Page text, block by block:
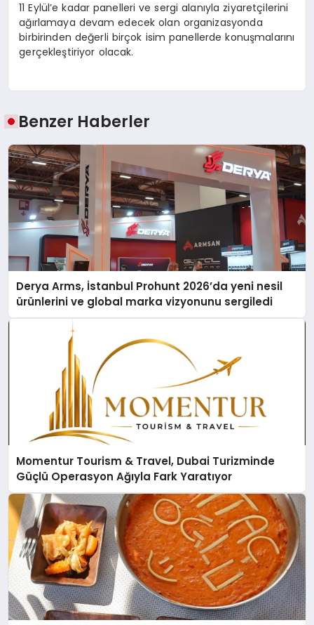
11 Eylül’e kadar panelleri ve sergi alanıyla ziyaretçilerini
ağırlamaya devam edecek olan organizasyonda
birbirinden değerli birçok isim panellerde konuşmalarını
gerçekleştiriyor olacak.
Benzer Haberler
Derya Arms, İstanbul Prohunt 2026’da yeni nesil
ürünlerini ve global marka vizyonunu sergiledi
Momentur Tourism & Travel, Dubai Turizminde
Güçlü Operasyon Ağıyla Fark Yaratıyor